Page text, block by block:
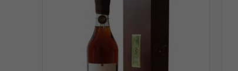
gia vị cay nồng (quế, hạt tiêu xám, nhục đậu khấu).
– Hậu vị: Kết thúc vô cùng êm mượt và nồng nàn.
Gợi ý thưởng thức rượu